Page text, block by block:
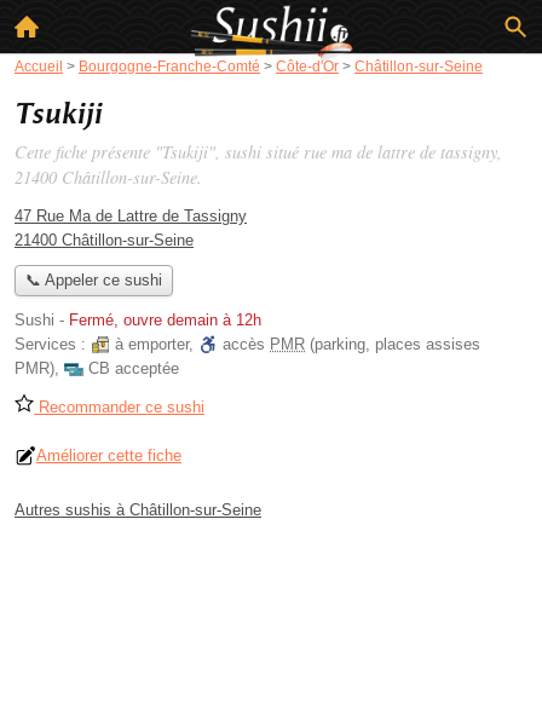
Accueil > Bourgogne-Franche-Comté > Côte-d'Or > Châtillon-sur-Seine
Tsukiji
Cette fiche présente "Tsukiji", sushi situé rue ma de lattre de tassigny,
21400 Châtillon-sur-Seine.
47 Rue Ma de Lattre de Tassigny
21400 Châtillon-sur-Seine
📞 Appeler ce sushi
Sushi - Fermé, ouvre demain à 12h
Services :
à emporter, accès PMR (parking, places assises
PMR), CB acceptée
Recommander ce sushi
Améliorer cette fiche
Autres sushis à Châtillon-sur-Seine